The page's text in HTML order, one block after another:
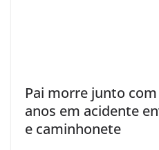
Pai morre junto
anos em acidente
e caminhonete